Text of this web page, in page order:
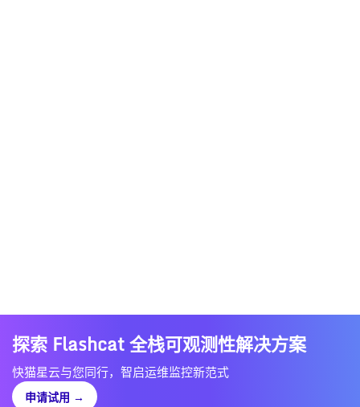
探索 Flashcat 全栈可观测性解决方案
快猫星云与您同行，智启运维监控新范式
申请试用 →